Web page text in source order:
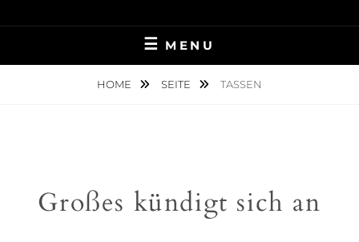
to
TATTOOSTUDIO
ZSCHOPAU
MENU
HOME SEITE TASSEN
Großes kündigt sich an